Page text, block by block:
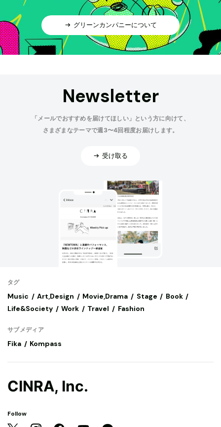
グリーンカンパニーについて
Newsletter
「メールでおすすめを届けてほしい」という方に向けて、
さまざまなテーマで週3〜4回程度お届けします。
受け取る
タグ
Music Art,Design Movie,Drama Stage
Book
Life&Society
Work Travel Fashion
サブメディア
Fika Kompass
CINRA, Inc.
Follow